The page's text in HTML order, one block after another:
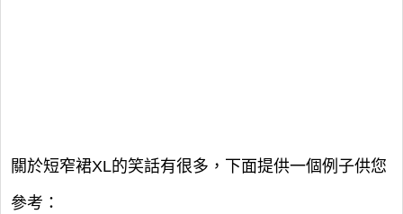
關於短窄裙XL的笑話有很多，下面提供一個例子供您
參考：